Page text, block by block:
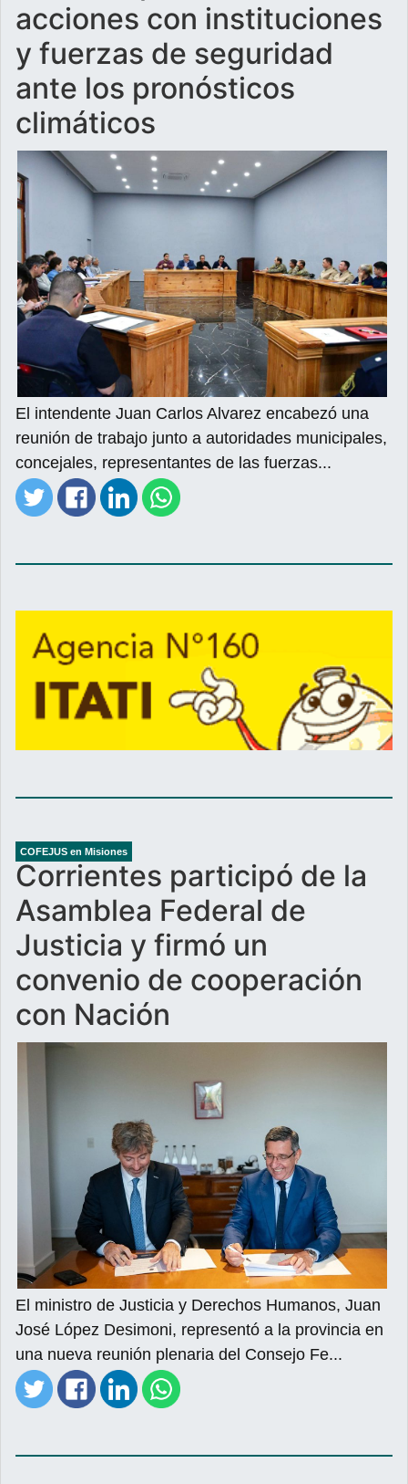
acciones con instituciones
y fuerzas de seguridad
ante los pronósticos
climáticos
El intendente Juan Carlos Alvarez encabezó una
reunión de trabajo junto a autoridades municipales,
concejales, representantes de las fuerzas...
COFEJUS en Misiones
Corrientes participó de la
Asamblea Federal de
Justicia y firmó un
convenio de cooperación
con Nación
El ministro de Justicia y Derechos Humanos, Juan
José López Desimoni, representó a la provincia en
una nueva reunión plenaria del Consejo Fe...